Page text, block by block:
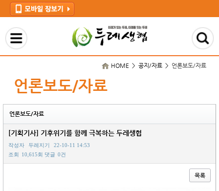
언론보도/자료
HOME > 공지/자료 > 언론보도/자료
언론보도/자료
[기획기사] 기후위기를 함께 극복하는 두레생협
작성자 두레지기
22-10-11 14:53
조회 10,615회 댓글 0건
목록